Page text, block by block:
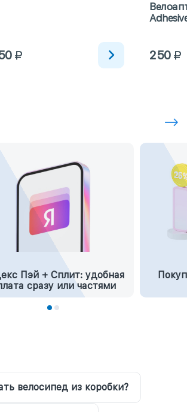
250
Пэй + Сплит: удобная
сразу или частями
велосипед из коробки?